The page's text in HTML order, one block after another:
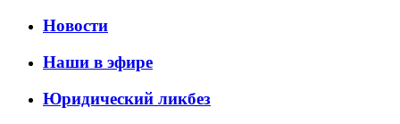
Новости
Наши в эфире
Юридический ликбез